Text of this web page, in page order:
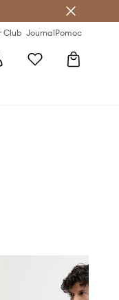
Club JournalPomoc